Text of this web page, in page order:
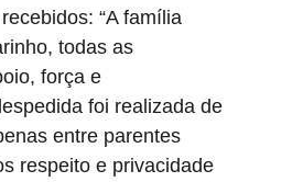
“A família
todas as
força e
foi realizada de
entre parentes
respeito e privacidade